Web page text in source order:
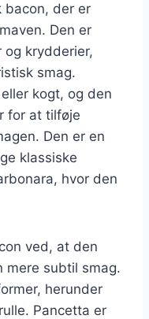
bacon, der er
Den er
krydderier,
smag.
kogt, og den
for at tilføje
Den er en
klassiske
hvor den
ved, at den
mere subtil smag.
herunder
Pancetta er